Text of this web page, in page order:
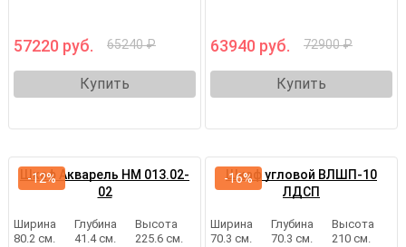
57220 руб. 65240 ₽
Купить
63940 руб. 72900 ₽
Купить
Шкаф Акварель НМ 013.02-
02
Ширина
80.2 см.
Глубина
41.4 см.
Высота
225.6 см.
-12%
Шкаф угловой ВЛШП-10
ЛДСП
Ширина
70.3 см.
Глубина
70.3 см.
Высота
210 см.
-16%